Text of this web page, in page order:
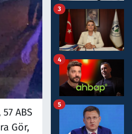
ABS
Gör,
3
4
5